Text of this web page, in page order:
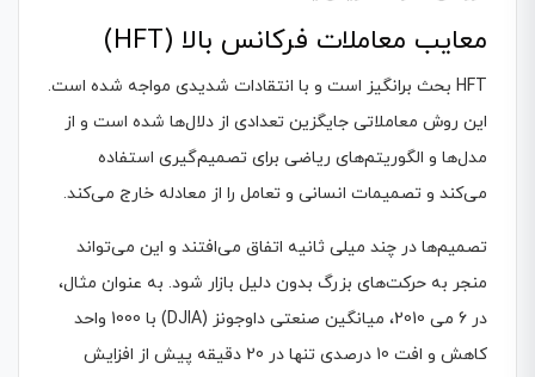
معایب معاملات فرکانس بالا (HFT)
HFT بحث برانگیز است و با انتقادات شدیدی مواجه شده است.
این روش معاملاتی جایگزین تعدادی از دلال‌ها شده است و از
مدل‌ها و الگوریتم‌های ریاضی برای تصمیم‌گیری استفاده
می‌کند و تصمیمات انسانی و تعامل را از معادله خارج می‌کند.
تصمیم‌ها در چند میلی ثانیه اتفاق می‌افتند و این می‌تواند
منجر به حرکت‌های بزرگ بدون دلیل بازار شود. به عنوان مثال،
در 6 می 2010، میانگین صنعتی داوجونز (DJIA) با 1000 واحد
کاهش و افت 10 درصدی تنها در 20 دقیقه پیش از افزایش